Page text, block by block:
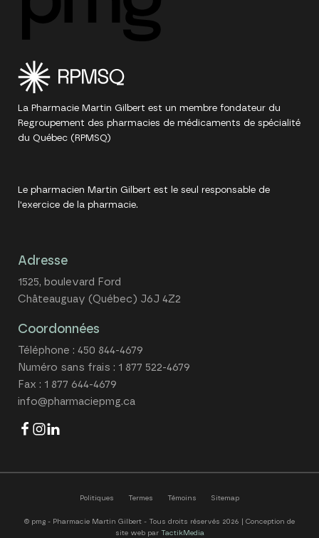
La Pharmacie Martin Gilbert est un membre fondateur du
Regroupement des pharmacies de médicaments de spécialité
du Québec (RPMSQ)
Le pharmacien Martin Gilbert est le seul responsable de
l'exercice de la pharmacie.
Adresse
1525, boulevard Ford
Châteauguay (Québec) J6J 4Z2
Coordonnées
Téléphone : 450 844-4679
Numéro sans frais : 1 877 522-4679
Fax : 1 877 644-4679
info@pharmaciepmg.ca
© pmg - Pharmacie Martin Gilbert - Tous droits réservés 2026 | Conception de
site web par TactikMedia
Politiques Termes Témoins Sitemap